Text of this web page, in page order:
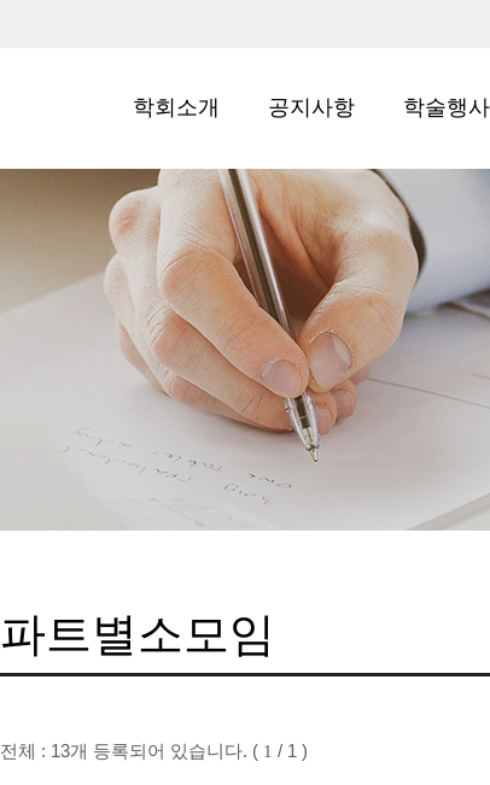
학회소개 공지사항 학술행사
파트별소모임
전체 : 13개 등록되어 있습니다. ( 1 / 1 )